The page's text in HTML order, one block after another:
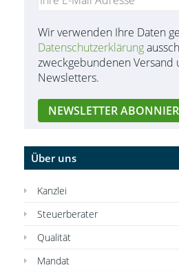
Wir verwenden Ihre Daten
Datenschutzerklärung
zweckgebundenen Versand
Newsletters.
Über uns
Kanzlei
Steuerberater
Qualität
Mandat